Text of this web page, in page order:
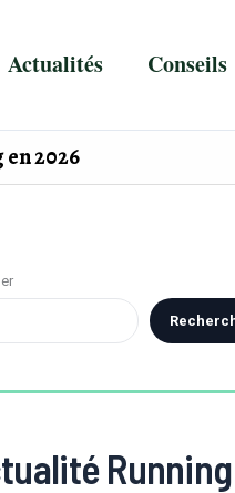
Actualités Conseils
2026